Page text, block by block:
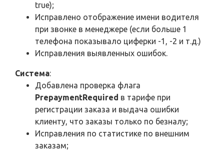
true);
Исправлено отображение имени водителя
при звонке в менеджере (если больше 1
телефона показывало циферки -1, -2 и т.д.)
Исправления выявленных ошибок.
Система:
Добавлена проверка флага
PrepaymentRequired в тарифе при
регистрации заказа и выдача ошибки
клиенту, что заказы только по безналу;
Исправления по статистике по внешним
заказам;